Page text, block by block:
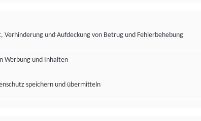
Verhinderung und Aufdeckung von Betrug und Fehlerbehebung
Werbung und Inhalten
speichern und übermitteln